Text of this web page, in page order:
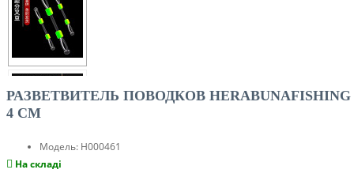
РАЗВЕТВИТЕЛЬ ПОВОДКОВ HERABUNAFISHING
4 СМ
Модель: H000461
На складі